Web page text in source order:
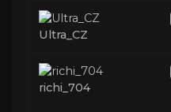
Ultra_CZ
richi_704